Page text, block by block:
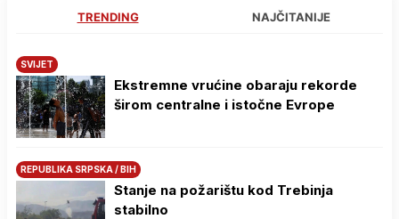
TRENDING NAJČITANIJE
SVIJET
Ekstremne vrućine obaraju rekorde
širom centralne i istočne Evrope
REPUBLIKA SRPSKA / BIH
Stanje na požarištu kod Trebinja
stabilno